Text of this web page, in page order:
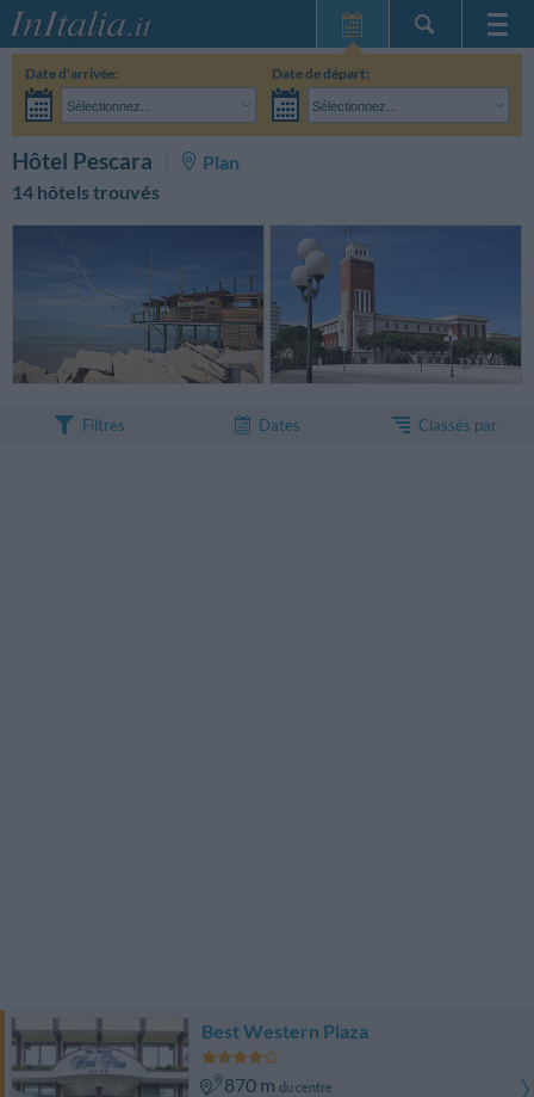
Page d'Accueil
Mes réservations
InItalia Club
Date d'arrivée:
Sélectionnez...
Date de départ:
Sélectionnez...
Hôtel Pescara
Plan
14 hôtels trouvés
Filtres Dates Classés par
Best Western Plaza
870 m du centre